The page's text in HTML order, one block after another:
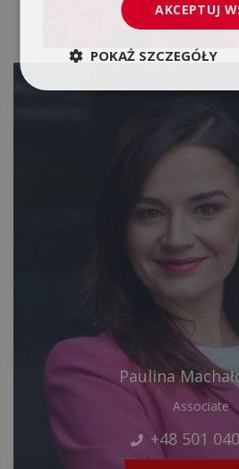
Paulina
Associate
+48 501
AKCEPTUJ
POKAŻ SZCZEGÓŁY